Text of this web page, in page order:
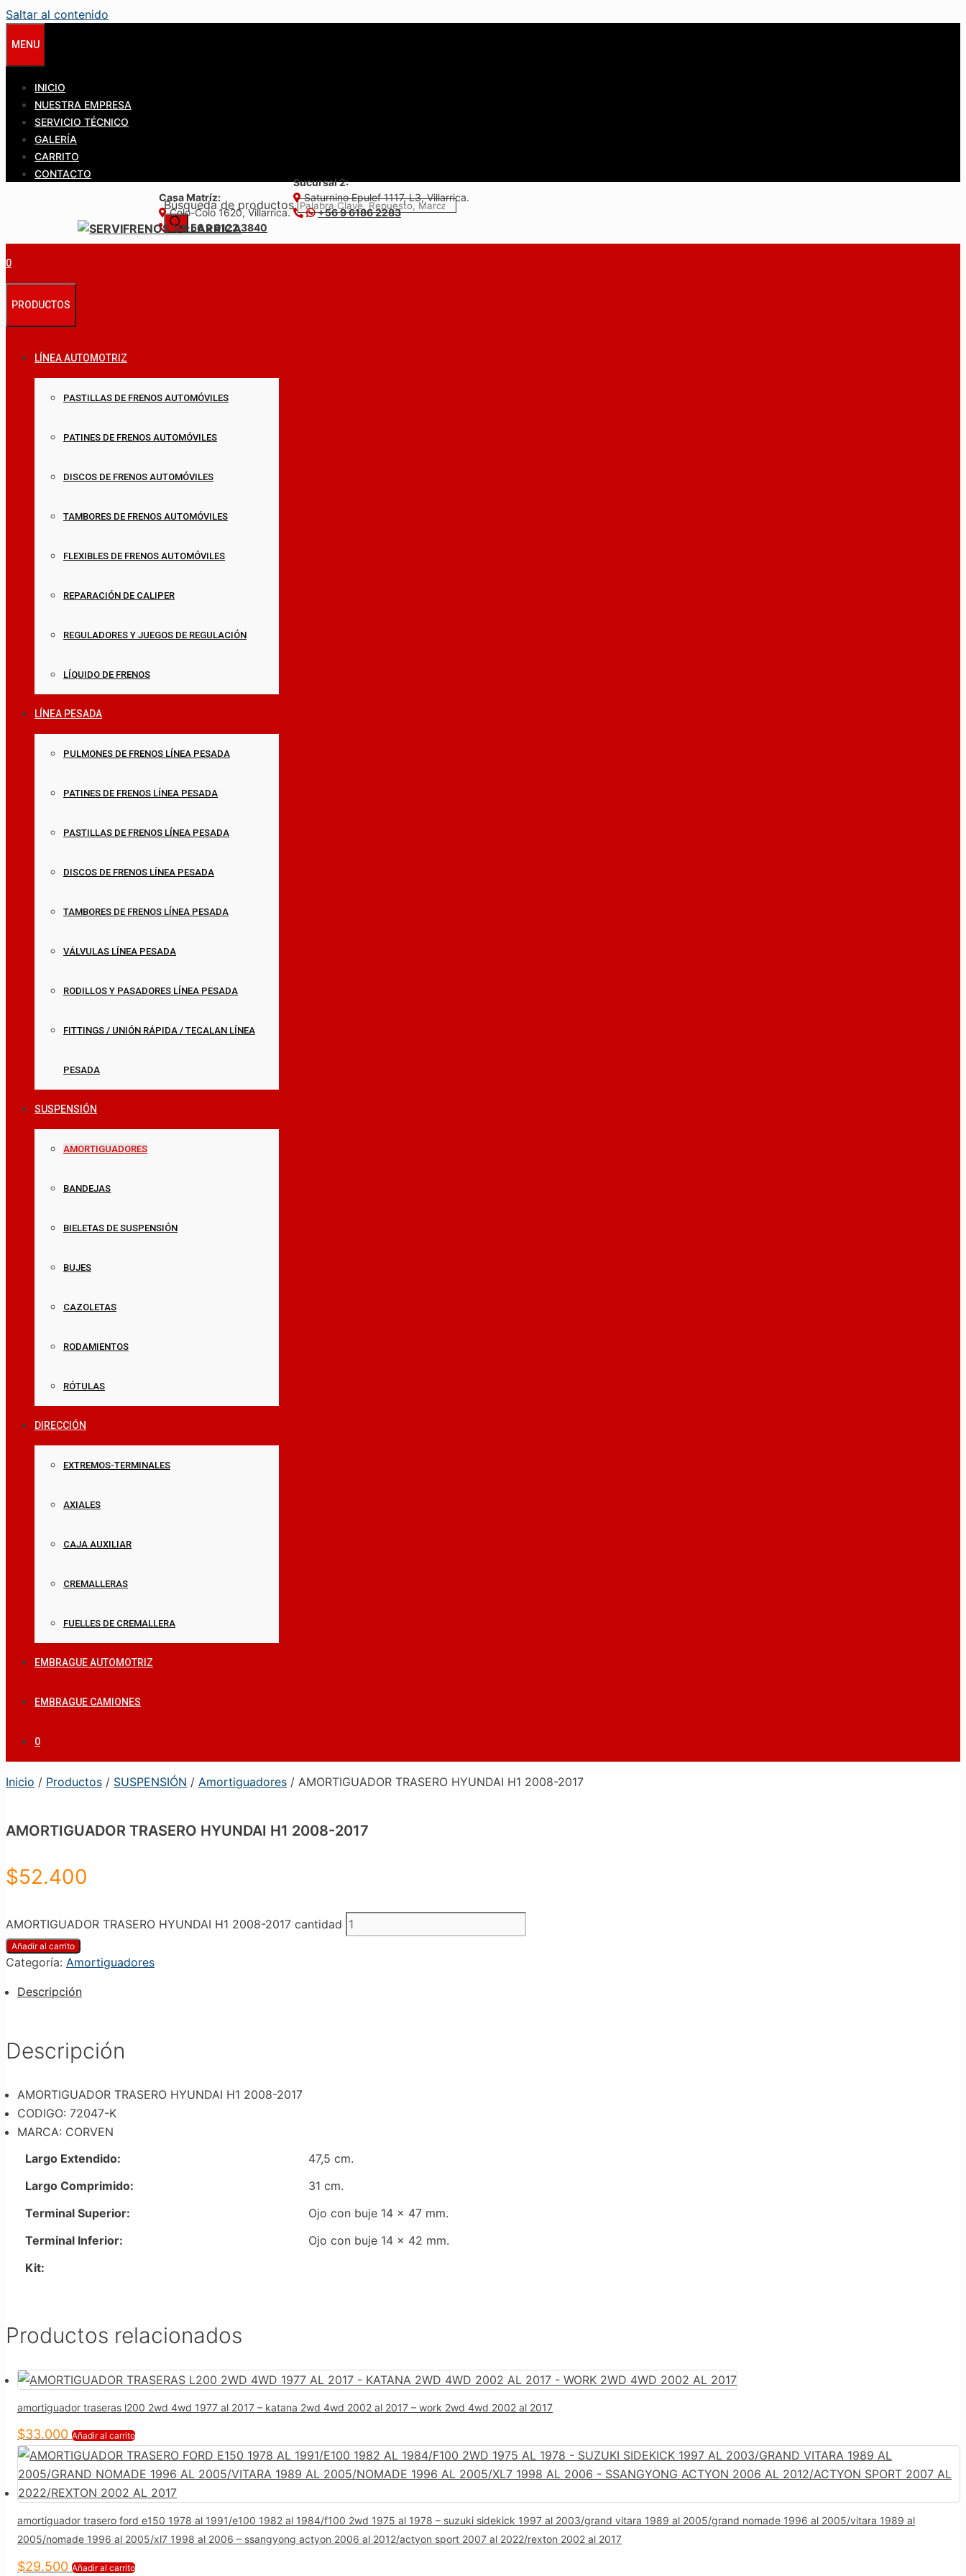
Saltar al contenido
MENU
INICIO
NUESTRA EMPRESA
SERVICIO TÉCNICO
GALERÍA
CARRITO
CONTACTO
Búsqueda de productos
Casa Matríz:
Colo-Colo 1620, Villarrica.
+56 9 6122 3840
Sucursal 2:
Saturnino Epulef 1117, L3, Villarrica.
+56 9 6186 2283
0
PRODUCTOS
LÍNEA AUTOMOTRIZ
PASTILLAS DE FRENOS AUTOMÓVILES
PATINES DE FRENOS AUTOMÓVILES
DISCOS DE FRENOS AUTOMÓVILES
TAMBORES DE FRENOS AUTOMÓVILES
FLEXIBLES DE FRENOS AUTOMÓVILES
REPARACIÓN DE CALIPER
REGULADORES Y JUEGOS DE REGULACIÓN
LÍQUIDO DE FRENOS
LÍNEA PESADA
PULMONES DE FRENOS LÍNEA PESADA
PATINES DE FRENOS LÍNEA PESADA
PASTILLAS DE FRENOS LÍNEA PESADA
DISCOS DE FRENOS LÍNEA PESADA
TAMBORES DE FRENOS LÍNEA PESADA
VÁLVULAS LÍNEA PESADA
RODILLOS Y PASADORES LÍNEA PESADA
FITTINGS / UNIÓN RÁPIDA / TECALAN LÍNEA
PESADA
SUSPENSIÓN
AMORTIGUADORES
BANDEJAS
BIELETAS DE SUSPENSIÓN
BUJES
CAZOLETAS
RODAMIENTOS
RÓTULAS
DIRECCIÓN
EXTREMOS-TERMINALES
AXIALES
CAJA AUXILIAR
CREMALLERAS
FUELLES DE CREMALLERA
EMBRAGUE AUTOMOTRIZ
EMBRAGUE CAMIONES
0
Inicio / Productos / SUSPENSIÓN / Amortiguadores / AMORTIGUADOR TRASERO HYUNDAI H1 2008-2017
AMORTIGUADOR TRASERO HYUNDAI H1 2008-2017
$52.400
AMORTIGUADOR TRASERO HYUNDAI H1 2008-2017 cantidad
Añadir al carrito
Categoría: Amortiguadores
Descripción
Descripción
AMORTIGUADOR TRASERO HYUNDAI H1 2008-2017
CODIGO: 72047-K
MARCA: CORVEN
Largo Extendido:
47,5 cm.
Largo Comprimido:
31 cm.
Terminal Superior:
Ojo con buje 14 x 47 mm.
Terminal Inferior:
Ojo con buje 14 x 42 mm.
Kit:
Productos relacionados
amortiguador traseras l200 2wd 4wd 1977 al 2017 – katana 2wd 4wd 2002 al 2017 – work 2wd 4wd 2002 al 2017
$33.000 Añadir al carrito
amortiguador trasero ford e150 1978 al 1991/e100 1982 al 1984/f100 2wd 1975 al 1978 – suzuki sidekick 1997 al 2003/grand vitara 1989 al 2005/grand nomade 1996 al 2005/vitara 1989 al
2005/nomade 1996 al 2005/xl7 1998 al 2006 – ssangyong actyon 2006 al 2012/actyon sport 2007 al 2022/rexton 2002 al 2017
$29.500 Añadir al carrito